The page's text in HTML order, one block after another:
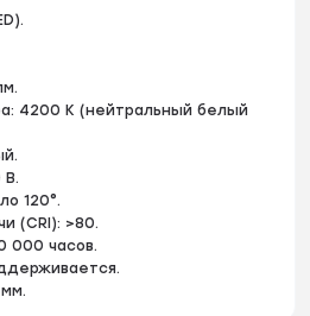
4200 K (нейтральный белый
В.
120°.
(CRI): >80.
000 часов.